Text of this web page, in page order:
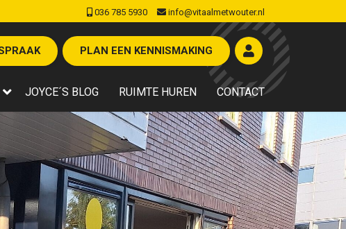
036 785 5930 info@vitaalmetwouter.nl
PLAN EEN KENNISMAKING
JOYCE´S BLOG RUIMTE HUREN CONTACT